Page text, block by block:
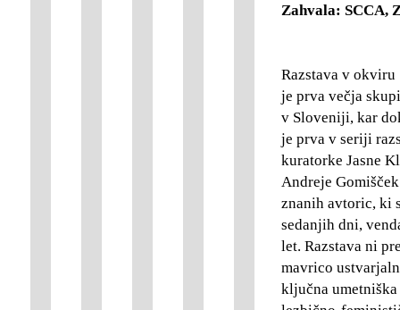
Zahvala: SCCA,
Razstava v okviru
je prva večja
v Sloveniji, kar
je prva v seriji
kuratorke Jasne
Andreje
znanih avtoric, ki
sedanjih dni,
let. Razstava ni
mavrico
ključna